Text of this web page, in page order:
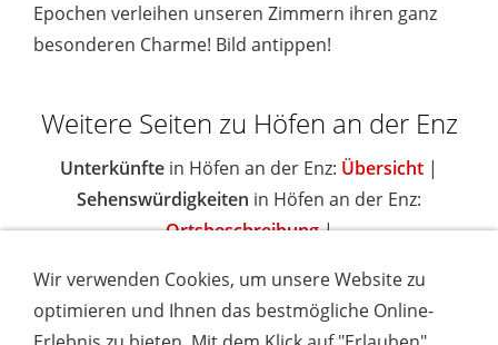
Epochen verleihen unseren Zimmern ihren ganz
besonderen Charme! Bild antippen!
Weitere Seiten zu Höfen an der Enz
Unterkünfte in Höfen an der Enz: Übersicht |
Sehenswürdigkeiten in Höfen an der Enz:
Ortsbeschreibung|
Wir verwenden Cookies, um unsere Website zu
optimieren und Ihnen das bestmögliche Online-